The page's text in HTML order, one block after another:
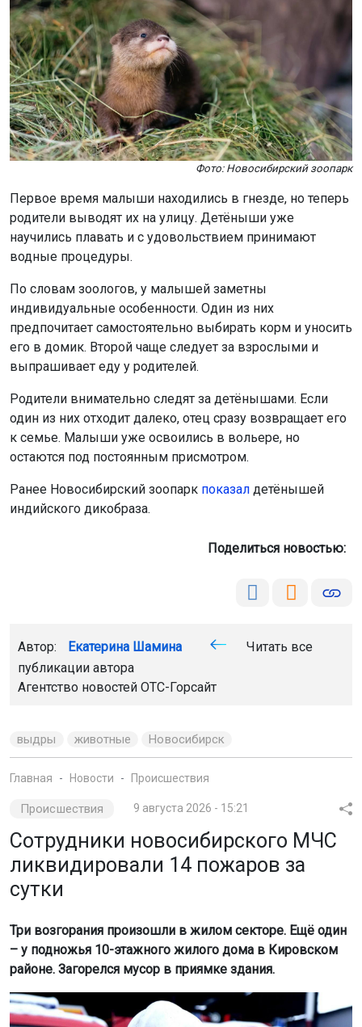
Фото: Новосибирский зоопарк
Первое время малыши находились в гнезде, но теперь
родители выводят их на улицу. Детёныши уже
научились плавать и с удовольствием принимают
водные процедуры.
По словам зоологов, у малышей заметны
индивидуальные особенности. Один из них
предпочитает самостоятельно выбирать корм и уносить
его в домик. Второй чаще следует за взрослыми и
выпрашивает еду у родителей.
Родители внимательно следят за детёнышами. Если
один из них отходит далеко, отец сразу возвращает его
к семье. Малыши уже освоились в вольере, но
остаются под постоянным присмотром.
Ранее Новосибирский зоопарк показал детёнышей
индийского дикобраза.
Поделиться новостью:
Автор: Екатерина Шамина
Читать все
публикации автора
Агентство новостей ОТС-Горсайт
выдры животные Новосибирск
Главная Новости Происшествия
Происшествия 9 августа 2026 - 15:21
Сотрудники новосибирского МЧС
ликвидировали 14 пожаров за
сутки
Три возгорания произошли в жилом секторе. Ещё один
– у подножья 10-этажного жилого дома в Кировском
районе. Загорелся мусор в приямке здания.